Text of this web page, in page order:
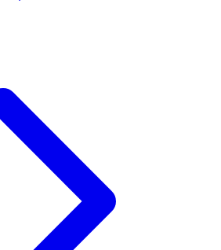
à remettre leur bien